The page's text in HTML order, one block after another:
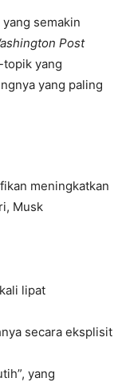
semakin
Post
yang
yang paling
meningkatkan
Musk
lipat
secara eksplisit
yang